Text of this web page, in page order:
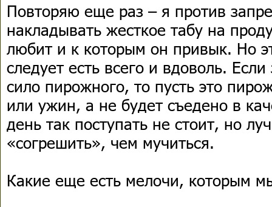
Повторяю еще раз – я против
накладывать жесткое табу на
любит и к которым он привык. Но
следует есть всего и вдоволь.
сило пирожного, то пусть это
или ужин, а не будет съедено в
день так поступать не стоит, но
«согрешить», чем мучиться.
Какие еще есть мелочи, которым